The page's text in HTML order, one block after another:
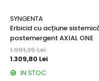
Acaricide
Regulatori de creștere
Biostimulatori
Fertilizanți foliari
Adjuvanți
SYNGENTA
Erbicid cu acțiune
postemergent AXIAL ONE
1.981,35 Lei
1.309,80 Lei
IN STOC